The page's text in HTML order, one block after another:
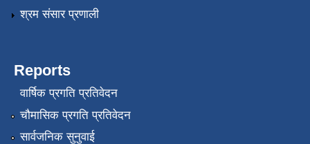
श्रम संसार प्रणाली
Reports
वार्षिक प्रगति प्रतिवेदन
चौमासिक प्रगति प्रतिवेदन
सार्वजनिक सुनुवाई